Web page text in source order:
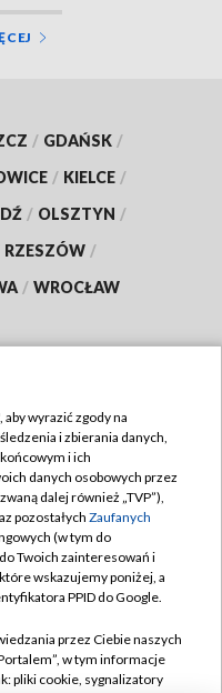
/ GDAŃSK /
/ KIELCE /
/ OLSZTYN /
RZESZÓW /
/ WROCŁAW
TVP
wyrazić zgody na
i zbierania danych,
i ich
danych osobowych przez
dalej również „TVP”),
pozostałych Zaufanych
(w tym do
Twoich zainteresowań i
wskazujemy poniżej, a
PPID do Google.
przez Ciebie naszych
w tym informacje
pliki cookie, sygnalizatory